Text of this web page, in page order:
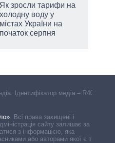
Як зросли тарифи на
холодну воду у
містах України на
початок серпня
Ідентифікатор медіа – R40-
Всі права захищені і
сайту залишає за
з інформацією, яка
або авторами якої є треті